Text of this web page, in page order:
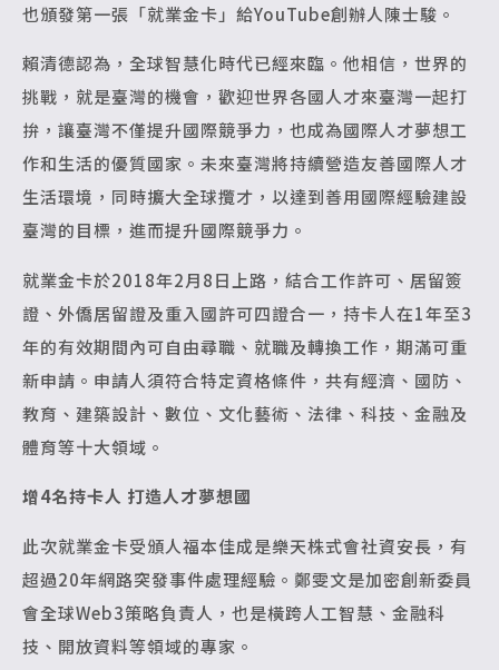
也頒發第一張「就業金卡」給YouTube創辦人陳士駿。
賴清德認為，全球智慧化時代已經來臨。他相信，世界的
挑戰，就是臺灣的機會，歡迎世界各國人才來臺灣一起打
拚，讓臺灣不僅提升國際競爭力，也成為國際人才夢想工
作和生活的優質國家。未來臺灣將持續營造友善國際人才
生活環境，同時擴大全球攬才，以達到善用國際經驗建設
臺灣的目標，進而提升國際競爭力。
就業金卡於2018年2月8日上路，結合工作許可、居留簽
證、外僑居留證及重入國許可四證合一，持卡人在1年至3
年的有效期間內可自由尋職、就職及轉換工作，期滿可重
新申請。申請人須符合特定資格條件，共有經濟、國防、
教育、建築設計、數位、文化藝術、法律、科技、金融及
體育等十大領域。
增4名持卡人 打造人才夢想國
此次就業金卡受頒人福本佳成是樂天株式會社資安長，有
超過20年網路突發事件處理經驗。鄭雯文是加密創新委員
會全球Web3策略負責人，也是橫跨人工智慧、金融科
技、開放資料等領域的專家。